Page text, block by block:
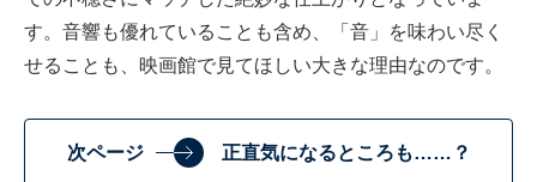
す。音響も優れていることも含め、「音」を味わい尽く
せることも、映画館で見てほしい大きな理由なのです。
次ページ 正直気になるところも……？